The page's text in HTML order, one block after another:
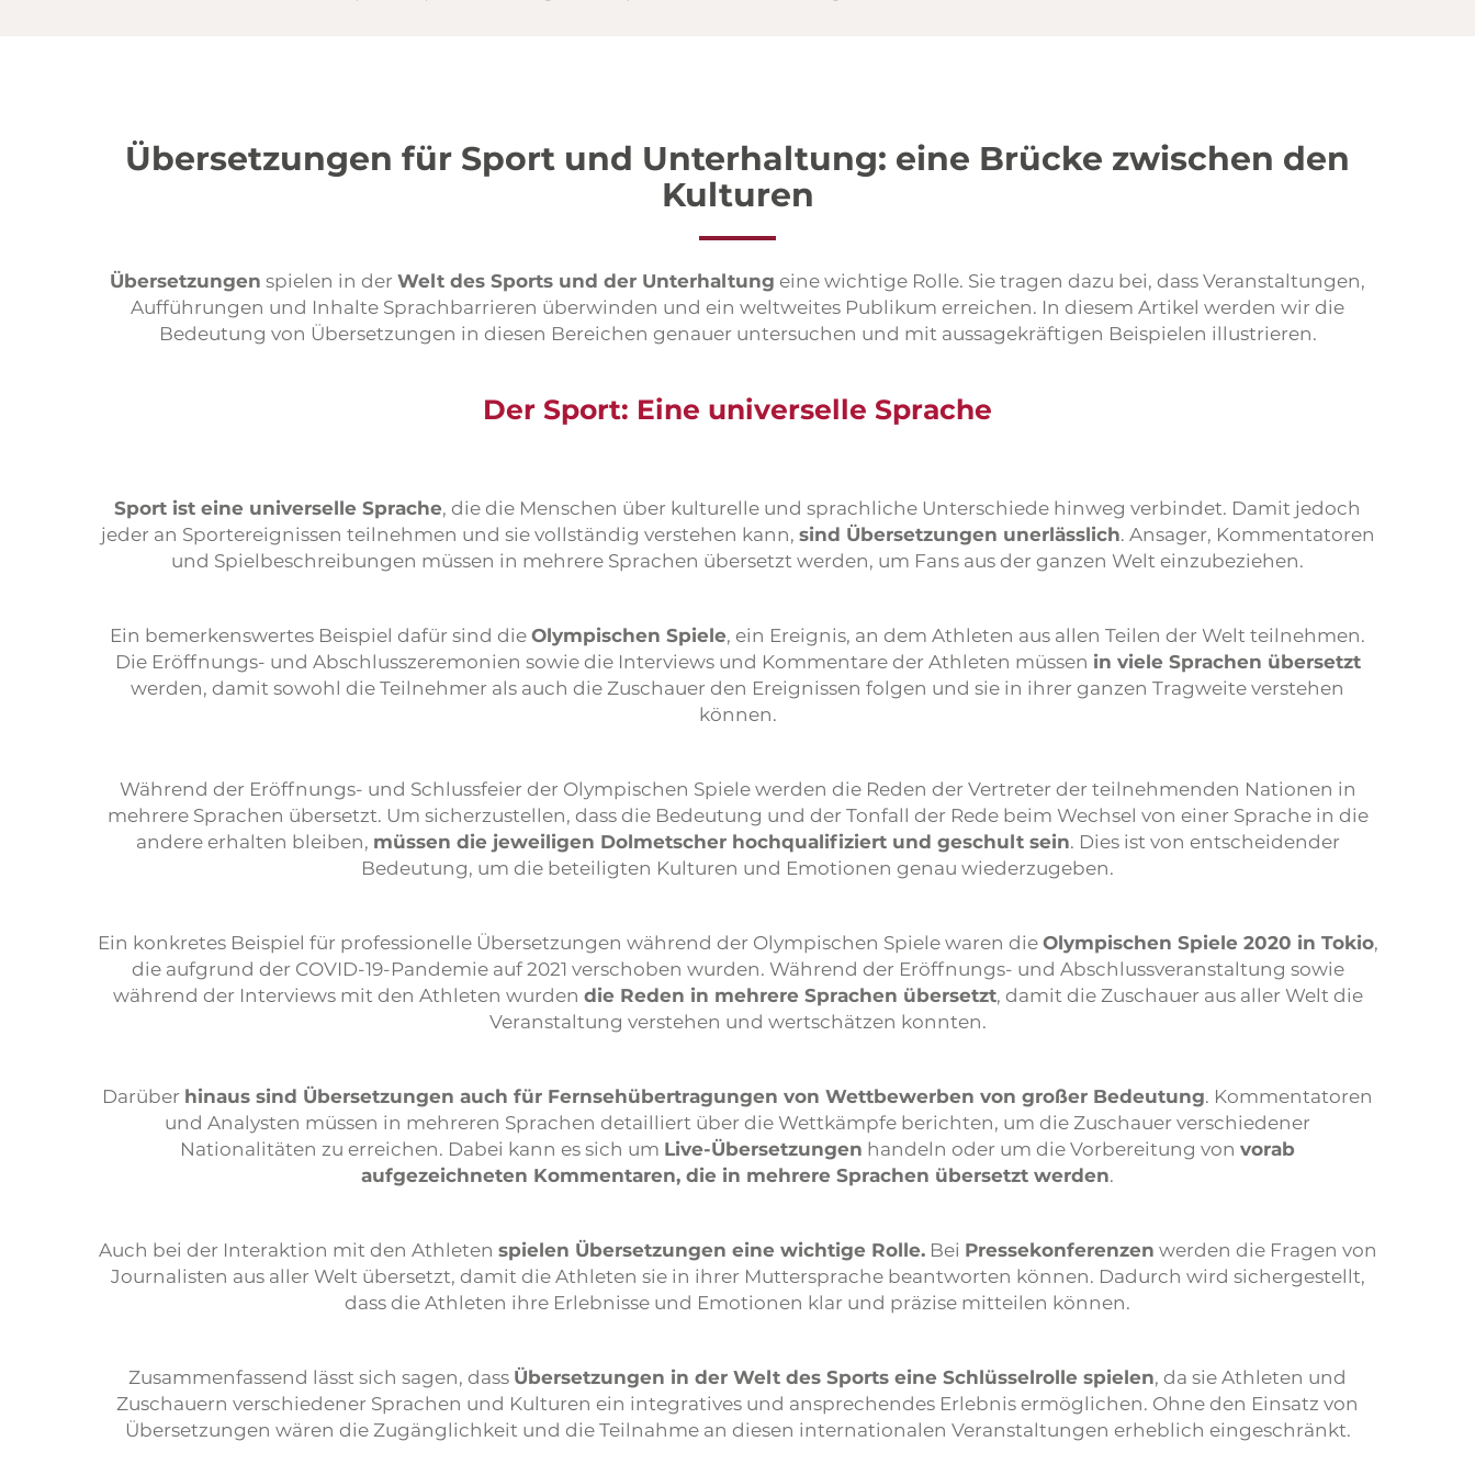
Übersetzungen für Sport und Unterhaltung: eine Brücke zwischen den
Kulturen
Übersetzungen spielen in der Welt des Sports und der Unterhaltung eine wichtige Rolle. Sie tragen dazu bei, dass Veranstaltungen,
Aufführungen und Inhalte Sprachbarrieren überwinden und ein weltweites Publikum erreichen. In diesem Artikel werden wir die
Bedeutung von Übersetzungen in diesen Bereichen genauer untersuchen und mit aussagekräftigen Beispielen illustrieren.
Der Sport: Eine universelle Sprache
Sport ist eine universelle Sprache, die die Menschen über kulturelle und sprachliche Unterschiede hinweg verbindet. Damit jedoch
jeder an Sportereignissen teilnehmen und sie vollständig verstehen kann, sind Übersetzungen unerlässlich. Ansager, Kommentatoren
und Spielbeschreibungen müssen in mehrere Sprachen übersetzt werden, um Fans aus der ganzen Welt einzubeziehen.
Ein bemerkenswertes Beispiel dafür sind die Olympischen Spiele, ein Ereignis, an dem Athleten aus allen Teilen der Welt teilnehmen.
Die Eröffnungs- und Abschlusszeremonien sowie die Interviews und Kommentare der Athleten müssen in viele Sprachen übersetzt
werden, damit sowohl die Teilnehmer als auch die Zuschauer den Ereignissen folgen und sie in ihrer ganzen Tragweite verstehen
können.
Während der Eröffnungs- und Schlussfeier der Olympischen Spiele werden die Reden der Vertreter der teilnehmenden Nationen in
mehrere Sprachen übersetzt. Um sicherzustellen, dass die Bedeutung und der Tonfall der Rede beim Wechsel von einer Sprache in die
andere erhalten bleiben, müssen die jeweiligen Dolmetscher hochqualifiziert und geschult sein. Dies ist von entscheidender
Bedeutung, um die beteiligten Kulturen und Emotionen genau wiederzugeben.
Ein konkretes Beispiel für professionelle Übersetzungen während der Olympischen Spiele waren die Olympischen Spiele 2020 in Tokio,
die aufgrund der COVID-19-Pandemie auf 2021 verschoben wurden. Während der Eröffnungs- und Abschlussveranstaltung sowie
während der Interviews mit den Athleten wurden die Reden in mehrere Sprachen übersetzt, damit die Zuschauer aus aller Welt die
Veranstaltung verstehen und wertschätzen konnten.
Darüber hinaus sind Übersetzungen auch für Fernsehübertragungen von Wettbewerben von großer Bedeutung. Kommentatoren
und Analysten müssen in mehreren Sprachen detailliert über die Wettkämpfe berichten, um die Zuschauer verschiedener
Nationalitäten zu erreichen. Dabei kann es sich um Live-Übersetzungen handeln oder um die Vorbereitung von vorab
aufgezeichneten Kommentaren, die in mehrere Sprachen übersetzt werden.
Auch bei der Interaktion mit den Athleten spielen Übersetzungen eine wichtige Rolle.Bei Pressekonferenzen werden die Fragen von
Journalisten aus aller Welt übersetzt, damit die Athleten sie in ihrer Muttersprache beantworten können. Dadurch wird sichergestellt,
dass die Athleten ihre Erlebnisse und Emotionen klar und präzise mitteilen können.
Zusammenfassend lässt sich sagen, dass Übersetzungen in der Welt des Sports eine Schlüsselrolle spielen, da sie Athleten und
Zuschauern verschiedener Sprachen und Kulturen ein integratives und ansprechendes Erlebnis ermöglichen. Ohne den Einsatz von
Übersetzungen wären die Zugänglichkeit und die Teilnahme an diesen internationalen Veranstaltungen erheblich eingeschränkt.